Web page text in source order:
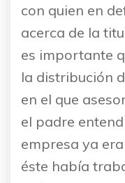
con quien en
acerca de la
es importante
la distribución
en el que
el padre
empresa ya
éste había